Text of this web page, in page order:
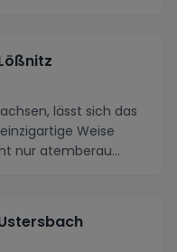
lässt sich das
Weise
nur atemberau...